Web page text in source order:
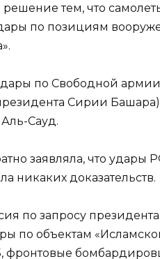
решение тем, что
по позициям
по Свободной
Сирии
Сауд.
заявляла, что удары
никаких доказательств.
по запросу
по объектам
фронтовые